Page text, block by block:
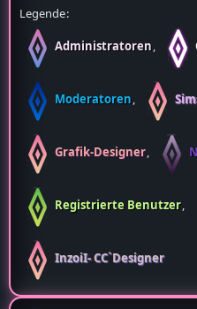
Legende
Administratoren
Moderatoren
Grafik-Designer
Registrierte Benutzer
InzoiI- CC`Designer